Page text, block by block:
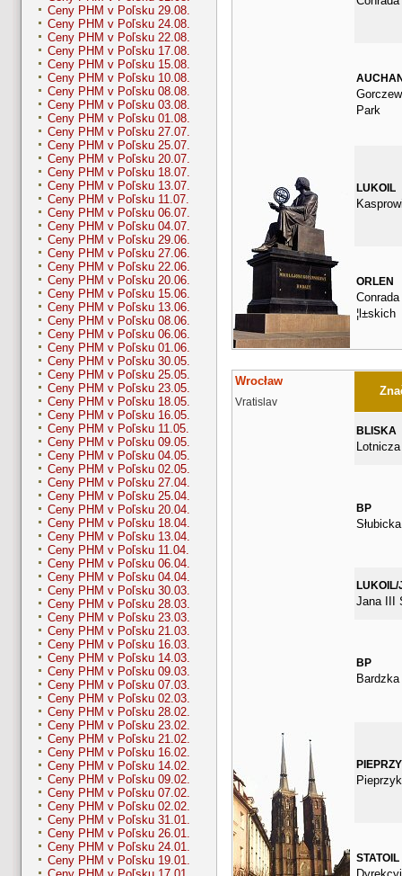
Ceny PHM v Poľsku 29.08.
Ceny PHM v Poľsku 24.08.
Ceny PHM v Poľsku 22.08.
Ceny PHM v Poľsku 17.08.
Ceny PHM v Poľsku 15.08.
Ceny PHM v Poľsku 10.08.
Ceny PHM v Poľsku 08.08.
Ceny PHM v Poľsku 03.08.
Ceny PHM v Poľsku 01.08.
Ceny PHM v Poľsku 27.07.
Ceny PHM v Poľsku 25.07.
Ceny PHM v Poľsku 20.07.
Ceny PHM v Poľsku 18.07.
Ceny PHM v Poľsku 13.07.
Ceny PHM v Poľsku 11.07.
Ceny PHM v Poľsku 06.07.
Ceny PHM v Poľsku 04.07.
Ceny PHM v Poľsku 29.06.
Ceny PHM v Poľsku 27.06.
Ceny PHM v Poľsku 22.06.
Ceny PHM v Poľsku 20.06.
Ceny PHM v Poľsku 15.06.
Ceny PHM v Poľsku 13.06.
Ceny PHM v Poľsku 08.06.
Ceny PHM v Poľsku 06.06.
Ceny PHM v Poľsku 01.06.
Ceny PHM v Poľsku 30.05.
Ceny PHM v Poľsku 25.05.
Ceny PHM v Poľsku 23.05.
Ceny PHM v Poľsku 18.05.
Ceny PHM v Poľsku 16.05.
Ceny PHM v Poľsku 11.05.
Ceny PHM v Poľsku 09.05.
Ceny PHM v Poľsku 04.05.
Ceny PHM v Poľsku 02.05.
Ceny PHM v Poľsku 27.04.
Ceny PHM v Poľsku 25.04.
Ceny PHM v Poľsku 20.04.
Ceny PHM v Poľsku 18.04.
Ceny PHM v Poľsku 13.04.
Ceny PHM v Poľsku 11.04.
Ceny PHM v Poľsku 06.04.
Ceny PHM v Poľsku 04.04.
Ceny PHM v Poľsku 30.03.
Ceny PHM v Poľsku 28.03.
Ceny PHM v Poľsku 23.03.
Ceny PHM v Poľsku 21.03.
Ceny PHM v Poľsku 16.03.
Ceny PHM v Poľsku 14.03.
Ceny PHM v Poľsku 09.03.
Ceny PHM v Poľsku 07.03.
Ceny PHM v Poľsku 02.03.
Ceny PHM v Poľsku 28.02.
Ceny PHM v Poľsku 23.02.
Ceny PHM v Poľsku 21.02.
Ceny PHM v Poľsku 16.02.
Ceny PHM v Poľsku 14.02.
Ceny PHM v Poľsku 09.02.
Ceny PHM v Poľsku 07.02.
Ceny PHM v Poľsku 02.02.
Ceny PHM v Poľsku 31.01.
Ceny PHM v Poľsku 26.01.
Ceny PHM v Poľsku 24.01.
Ceny PHM v Poľsku 19.01.
Park
LUKOIL
ORLEN
¦l±skich
Wrocław
Vratislav
BLISKA
Lotnicza
BP
LUKOIL/
Jana III
BP
Bardzka
Pieprzyk
STATOIL